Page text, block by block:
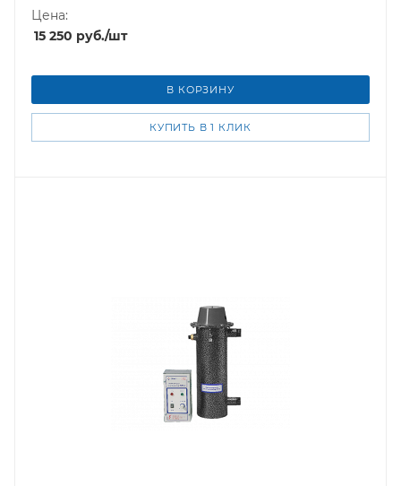
Цена:
15 250 руб./шт
В КОРЗИНУ
КУПИТЬ В 1 КЛИК